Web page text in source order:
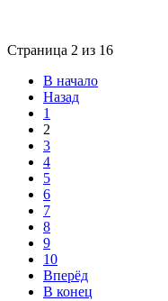
Страница 2 из 16
В начало
Назад
1
2
3
4
5
6
7
8
9
10
Вперёд
В конец